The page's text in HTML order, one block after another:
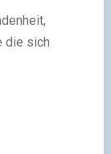
die sich